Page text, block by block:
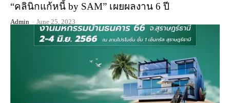
“คลินิกแก้หนี้ by SAM” เผยผลงาน 6 ปี
Admin - June 25, 2023